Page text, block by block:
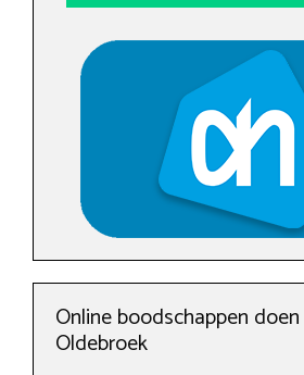
Online boodschappen
Oldebroek